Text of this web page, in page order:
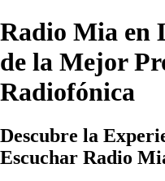
Radio Mia en
de la Mejor
Radiofónica
Descubre la
Escuchar Radio